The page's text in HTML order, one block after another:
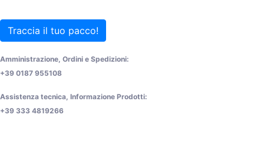
Traccia il tuo pacco!
Amministrazione, Ordini e Spedizioni:
+39 0187 955108
Assistenza tecnica, Informazione Prodotti:
+39 333 4819266